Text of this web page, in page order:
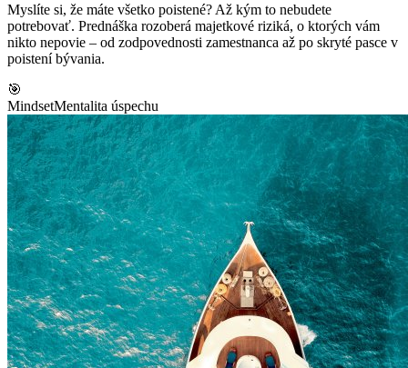
Myslíte si, že máte všetko poistené? Až kým to nebudete
potrebovať. Prednáška rozoberá majetkové riziká, o ktorých vám
nikto nepovie – od zodpovednosti zamestnanca až po skryté pasce v
poistení bývania.
🎯
MindsetMentalita úspechu